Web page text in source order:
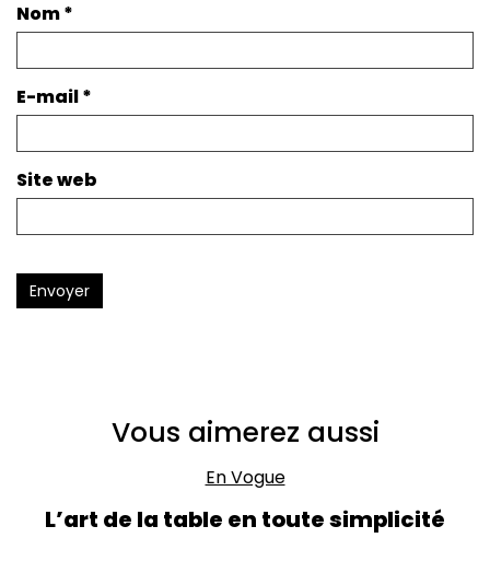
Nom*
E-mail*
Site web
Envoyer
Vous aimerez aussi
En Vogue
L’art de la table en toute simplicité